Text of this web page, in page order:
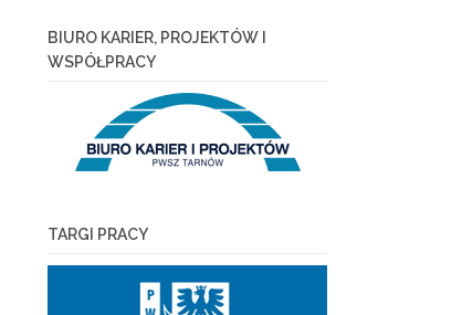
BIURO KARIER, PROJEKTÓW I
WSPÓŁPRACY
TARGI PRACY